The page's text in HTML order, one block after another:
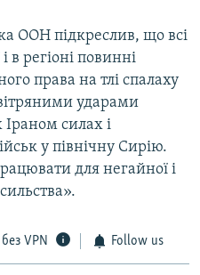
ООН підкреслив, що всі
в регіоні повинні
права на тлі спалаху
ударами
силах і
у північну Сирію.
для негайної і
VPN Follow us